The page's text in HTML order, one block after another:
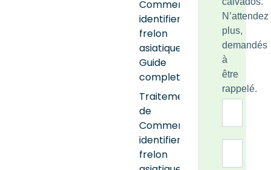
Comment
identifier un
frelon
asiatique :
Guide
complet
Traitements
de
Comment
identifier un
frelon
N’attendez
plus,
demandés
à
être
rappelé.